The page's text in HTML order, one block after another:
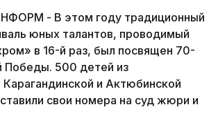
- В этом году традиционный
юных талантов, проводимый
в 16-й раз, был посвящен 70-
Победы. 500 детей из
и Актюбинской
свои номера на суд жюри и